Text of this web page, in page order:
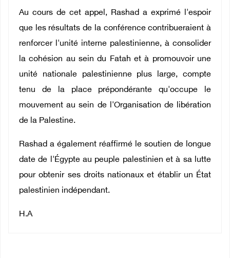
Au cours de cet appel, Rashad a exprimé l'espoir
que les résultats de la conférence contribueraient à
renforcer l'unité interne palestinienne, à consolider
la cohésion au sein du Fatah et à promouvoir une
unité nationale palestinienne plus large, compte
tenu de la place prépondérante qu'occupe le
mouvement au sein de l'Organisation de libération
de la Palestine.
Rashad a également réaffirmé le soutien de longue
date de l'Égypte au peuple palestinien et à sa lutte
pour obtenir ses droits nationaux et établir un État
palestinien indépendant.
H.A